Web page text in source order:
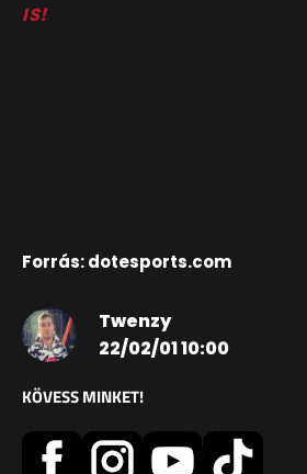
IS!
Forrás: dotesports.com
Twenzy
22/02/01 10:00
KÖVESS MINKET!